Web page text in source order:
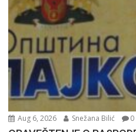
Aug 6, 2026 Snežana Bilić 0